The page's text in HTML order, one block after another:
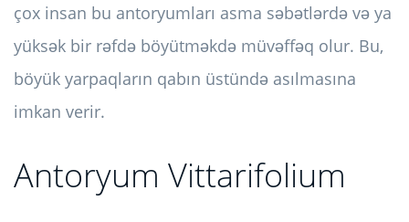
çox insan bu antoryumları asma səbətlərdə və ya
yüksək bir rəfdə böyütməkdə müvəffəq olur. Bu,
böyük yarpaqların qabın üstündə asılmasına
imkan verir.
Antoryum Vittarifolium